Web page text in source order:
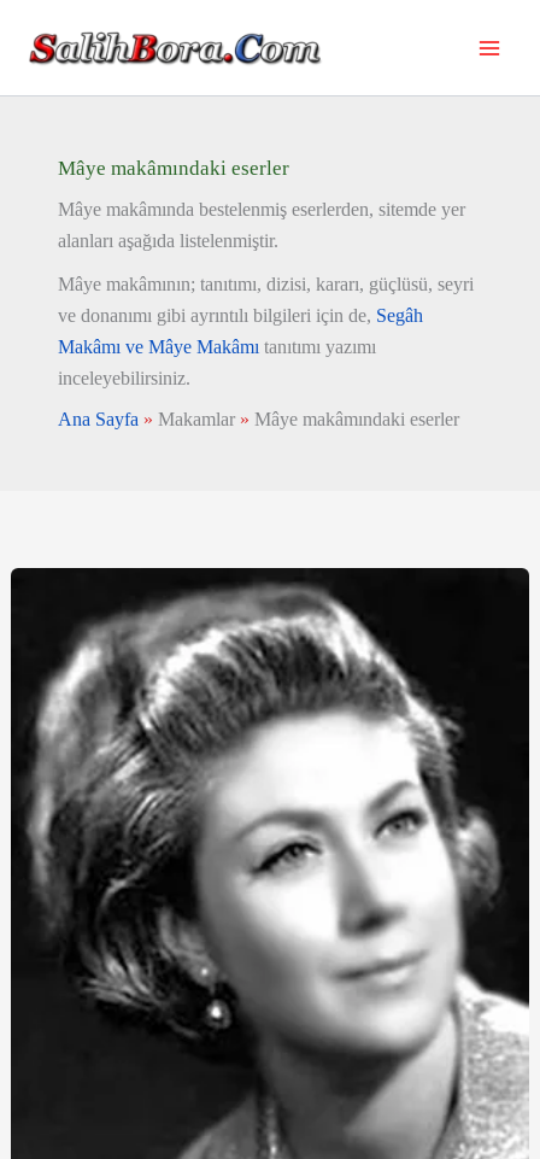
Mâye makâmındaki eserler
Mâye makâmında bestelenmiş eserlerden, sitemde yer
alanları aşağıda listelenmiştir.
Mâye makâmının; tanıtımı, dizisi, kararı, güçlüsü, seyri
ve donanımı gibi ayrıntılı bilgileri için de, Segâh
Makâmı ve Mâye Makâmı tanıtımı yazımı
inceleyebilirsiniz.
Ana Sayfa » Makamlar » Mâye makâmındaki eserler